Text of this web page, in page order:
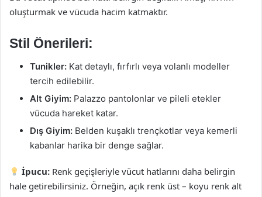
oluşturmak ve vücuda hacim katmaktır.
Stil Önerileri:
Tunikler: Kat detaylı, fırfırlı veya volanlı modeller
tercih edilebilir.
Alt Giyim: Palazzo pantolonlar ve pileli etekler
vücuda hareket katar.
Dış Giyim: Belden kuşaklı trençkotlar veya kemerli
kabanlar harika bir denge sağlar.
İpucu: Renk geçişleriyle vücut hatlarını daha belirgin
hale getirebilirsiniz. Örneğin, açık renk üst – koyu renk alt